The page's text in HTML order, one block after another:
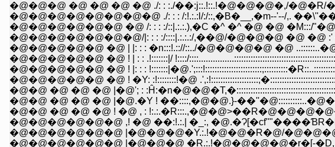
�@�@�@ �@ �@ �@ �@ ./: : :./��:j::.!::.!�@�@�@�,/
�@�@�@�@�@�@�@�@ ./: : : /:!.:.:l/:/::,�B�__,�m--'--/,.
�@�@�@�@�@�@ �@ /: : : :/::|.:.:.),�C �^ �^ �@ �@ �M:::/
�@�@�@�@�@�@�@/|: : : :/::::|.:.:.:/,��@/�@�@�@ �@
�@�@�@�@�@ �@ | |: : : �n:::!.:://::../�@�@�@�@ �@
�@�@�@�@�@ �@ ! | : : .!:::::::|/ !::::/
�@�@�@�@�@ �@ ! |: : :
�@�@�@�@�@ �@ ! �Y: :!::::::::!�@
�@�@ �@ �@ �@ |�@'; :
�@�@ �@ �@ �@ |�@.�Y ! ��::::,�@�@.}-
�@�@ �@ �@ �@ ! �@ , :
�@�@�@�@�@�@ ,! �@ ��:!.:.| �_:,
�@�@�@�@�@�@ |�@�@�@�Y.:.!�@�@�R�@/
�@�@�@�@�@�@ |�@�@�@ �R.:.!�@�@�@�@�r�[-